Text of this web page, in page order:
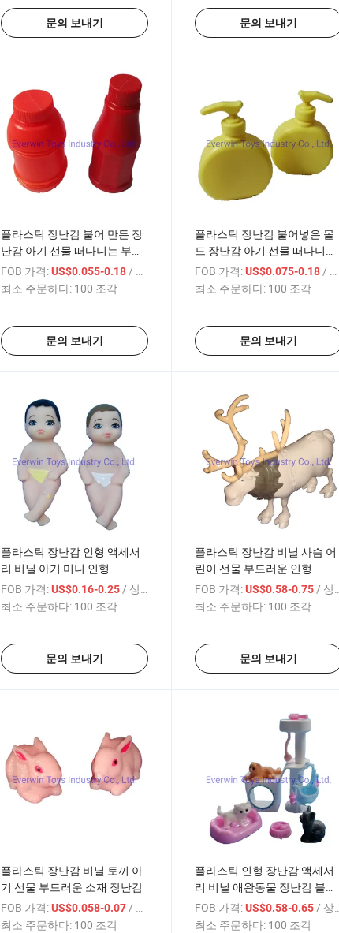
문의 보내기 문의 보내기
플라스틱 장난감 불어 만든 장
난감 아기 선물 떠다니는 부드
러운 병
FOB 가격:US$0.055-0.18/ 상품
최소 주문하다: 100 조각
문의 보내기
플라스틱 장난감 불어넣은 몰
드 장난감 아기 선물 떠다니는
부드러운 샤워 목욕 병
FOB 가격: US$0.075-0.18 / 상품
최소 주문하다: 100 조각
문의 보내기
플라스틱 장난감 인형 액세서
리 비닐 아기 미니 인형
FOB 가격:US$0.16-0.25/ 상품
최소 주문하다: 100 조각
문의 보내기
플라스틱 장난감 비닐 사슴 어
린이 선물 부드러운 인형
FOB 가격: US$0.58-0.75/ 상품
최소 주문하다: 100 조각
문의 보내기
플라스틱 장난감 비닐 토끼 아
기 선물 부드러운 소재 장난감
FOB 가격:US$0.058-0.07 / 상품
최소 주문하다: 100 조각
플라스틱 인형 장난감 액세서
리 비닐 애완동물 장난감 블리
스터 카드
FOB 가격: US$0.58-0.65 / 상품
최소 주문하다: 100 조각